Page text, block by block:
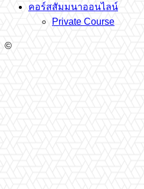
คอร์สสัมมนาออนไลน์
Private Course
©